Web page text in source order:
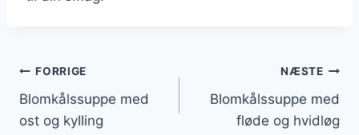
Indlægsnavigation
FORRIGE
Blomkålssuppe med
ost og kylling
NÆSTE
Blomkålssuppe med
fløde og hvidløg